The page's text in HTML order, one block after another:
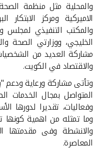
ماليزيا
تركيا
مصر
المملكة المتحدة
مملكة البحرين
والمحلية مثل منظمة
الاميركية ومركز الابتكار
والمكتب التنفيذي لمجلس
الخليجي، ووزارتي الصحة
مشاركة العديد من
والاقتصاد في الكويت.
وتأتى مشاركة ورعاية ودعم
المتواصل بمجال الخدمات
وفعاليات، تقديرا لدورها
وما تمثله من اهمية
والانشطة وفى مقدمتها
المعاصرة.